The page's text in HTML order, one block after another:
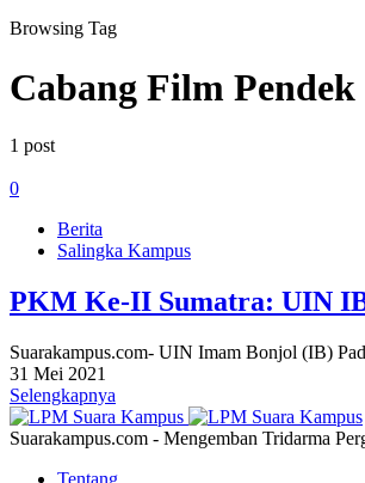
Browsing Tag
Cabang Film Pendek
1 post
0
Berita
Salingka Kampus
PKM Ke-II Sumatra: UIN
Suarakampus.com- UIN Imam Bonjol (IB)
31 Mei 2021
Selengkapnya
Suarakampus.com - Mengemban Tridarma
Tentang